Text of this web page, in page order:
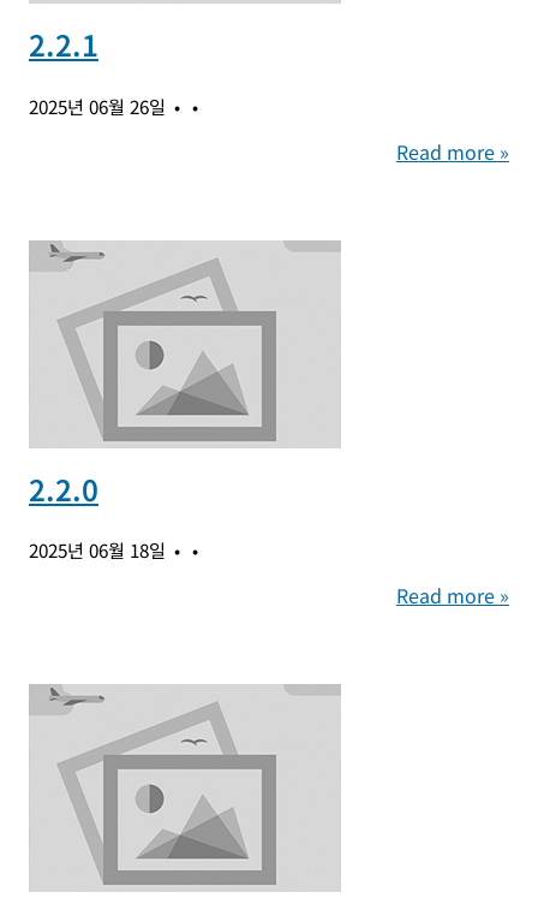
2.2.1
2025년 06월 26일
Read more »
2.2.0
2025년 06월 18일
Read more »